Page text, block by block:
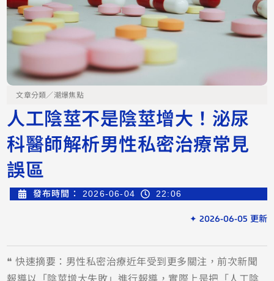
文章分類／潮爆焦點
人工陰莖不是陰莖增大！泌尿
科醫師解析男性私密治療常見
誤區
發布時間： 2026-06-04 22:06
✦ 2026-06-05 更新
❝ 快速摘要：男性私密治療近年受到更多關注，前次新聞
報導以「陰莖增大失敗」進行報導，實際上是把「人工陰